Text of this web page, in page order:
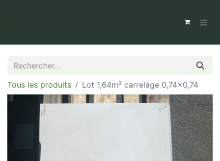
Tous les produits Lot 1,64m² carrelage 0,74x0,74